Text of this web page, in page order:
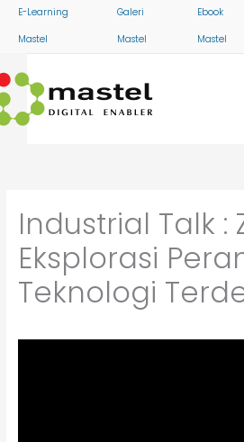
SkipE-Learning
Mastel
Galeri
Mastel
Ebook
Mastel
Industrial Talk :
Eksplorasi
Teknologi